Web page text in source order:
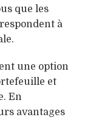
que les
à
une option
et
En
avantages